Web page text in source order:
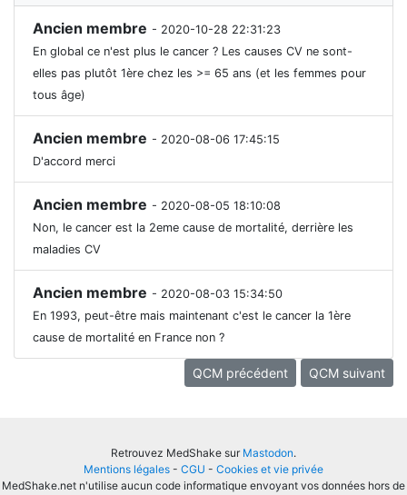
Ancien membre - 2020-10-28 22:31:23
En global ce n'est plus le cancer ? Les causes CV ne sont-
elles pas plutôt 1ère chez les >= 65 ans (et les femmes pour
tous âge)
Ancien membre - 2020-08-06 17:45:15
D'accord merci
Ancien membre - 2020-08-05 18:10:08
Non, le cancer est la 2eme cause de mortalité, derrière les
maladies CV
Ancien membre - 2020-08-03 15:34:50
En 1993, peut-être mais maintenant c'est le cancer la 1ère
cause de mortalité en France non ?
QCM précédent QCM suivant
Retrouvez MedShake sur Mastodon.
Mentions légales - CGU - Cookies et vie privée
MedShake.net n'utilise aucun code informatique envoyant vos données hors de